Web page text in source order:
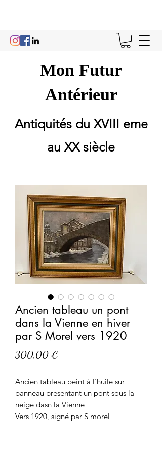
Mon Futur
Antérieur
Antiquités du XVIII eme
au XX siècle
Ancien tableau un pont
dans la Vienne en hiver
par S Morel vers 1920
300,00 €
Ancien tableau peint à l'huile sur
panneau presentant un pont sous la
neige dasn la Vienne
Vers 1920, signé par S morel